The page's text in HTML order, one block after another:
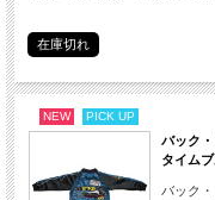
在庫切れ
NEW PICK UP
バック
タイム
バック